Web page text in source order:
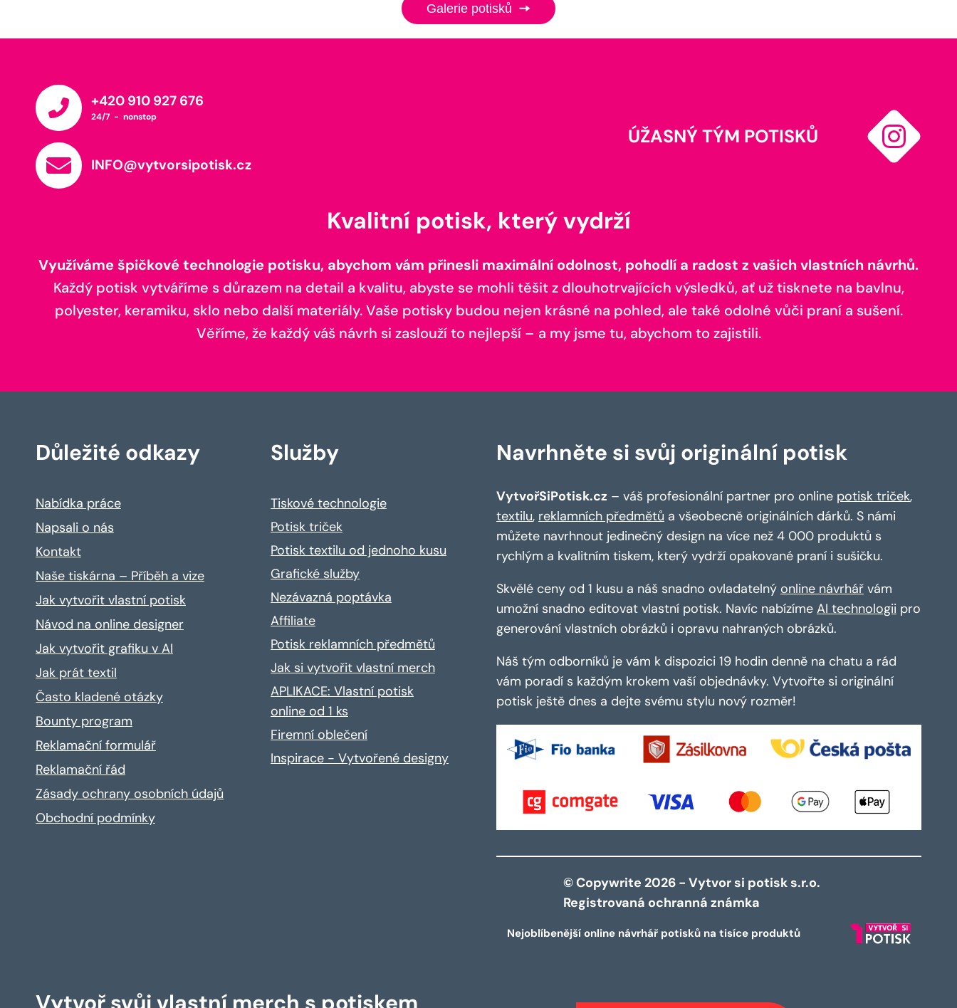
Galerie potisků
+420 910 927 676
24/7 - nonstop
INFO@vytvorsipotisk.cz
ÚŽASNÝ TÝM POTISKŮ
Kvalitní potisk, který vydrží
Využíváme špičkové technologie potisku, abychom vám přinesli maximální odolnost, pohodlí a radost z vašich vlastních návrhů.
Každý potisk vytváříme s důrazem na detail a kvalitu, abyste se mohli těšit z dlouhotrvajících výsledků, ať už tisknete na bavlnu,
polyester, keramiku, sklo nebo další materiály. Vaše potisky budou nejen krásné na pohled, ale také odolné vůči praní a sušení.
Věříme, že každý váš návrh si zaslouží to nejlepší – a my jsme tu, abychom to zajistili.
Důležité odkazy
Nabídka práce
Napsali o nás
Kontakt
Naše tiskárna – Příběh a vize
Jak vytvořit vlastní potisk
Návod na online designer
Jak vytvořit grafiku v AI
Jak prát textil
Často kladené otázky
Bounty program
Reklamační formulář
Reklamační řád
Zásady ochrany osobních údajů
Obchodní podmínky
Služby
Tiskové technologie
Potisk triček
Potisk textilu od jednoho kusu
Grafické služby
Nezávazná poptávka
Affiliate
Potisk reklamních předmětů
Jak si vytvořit vlastní merch
APLIKACE: Vlastní potisk
online od 1 ks
Firemní oblečení
Inspirace - Vytvořené designy
Navrhněte si svůj originální potisk
VytvořSiPotisk.cz – váš profesionální partner pro online potisk triček,
textilu, reklamních předmětů a všeobecně originálních dárků. S námi
můžete navrhnout jedinečný design na více než 4 000 produktů s
rychlým a kvalitním tiskem, který vydrží opakované praní i sušičku.
Skvělé ceny od 1 kusu a náš snadno ovladatelný online návrhář vám
umožní snadno editovat vlastní potisk. Navíc nabízíme AI technologii pro
generování vlastních obrázků i opravu nahraných obrázků.
Náš tým odborníků je vám k dispozici 19 hodin denně na chatu a rád
vám poradí s každým krokem vaší objednávky. Vytvořte si originální
potisk ještě dnes a dejte svému stylu nový rozměr!
© Copywrite 2026 - Vytvor si potisk s.r.o.
Registrovaná ochranná známka
Nejoblíbenější online návrhář potisků na tisíce produktů